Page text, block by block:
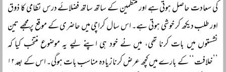
کی سعادت حاصل ہوتی ہے اور منتظمین کے ساتھ ساتھ فضلائے درس نظامی کا ذوق
اور طلب دیکھ کر خوشی ہوتی ہے۔ اس سال کراچی میں حاضری کے موقع پر مجھے تین
نشستوں میں بات کرنا تھی، میں نے خود ہی اپنے لیے یہ موضوع منتخب کیا کہ
’’خلافت‘‘ کے بارے میں کچھ عرض کرنا زیادہ مناسب بات ہوگی۔ اس کے بعد ۱۲